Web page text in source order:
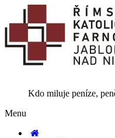
Kdo miluje peníze,
Menu